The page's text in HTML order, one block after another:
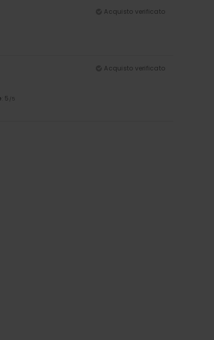
Acquisto verificato
Acquisto verificato
: 5 /5